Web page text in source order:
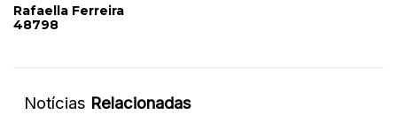
Rafaella Ferreira
48798
Notícias Relacionadas